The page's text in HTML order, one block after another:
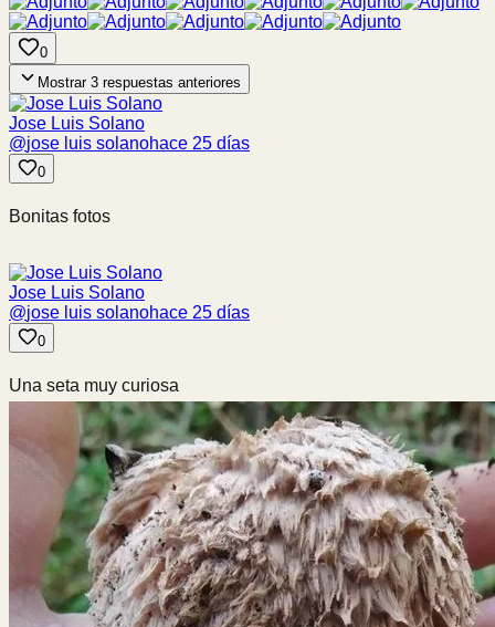
0
Mostrar 3 respuestas anteriores
Jose Luis Solano
@jose luis solanohace 25 días
0
Bonitas fotos
Jose Luis Solano
@jose luis solanohace 25 días
0
Una seta muy curiosa